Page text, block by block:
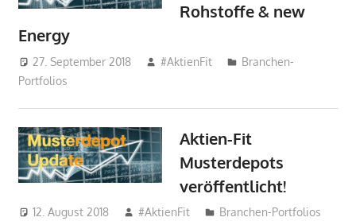
Rohstoffe & new
Energy
27. September 2018 #AktienFit
Branchen-
Portfolios
Aktien-Fit
Musterdepots
veröffentlicht!
12. August 2018 #AktienFit Branchen-Portfolios